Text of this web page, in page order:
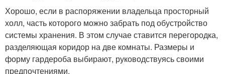
Хорошо, если в распоряжении владельца просторный
холл, часть которого можно забрать под обустройство
системы хранения. В этом случае ставится перегородка,
разделяющая коридор на две комнаты. Размеры и
форму гардероба выбирают, руководствуясь своими
предпочтениями.